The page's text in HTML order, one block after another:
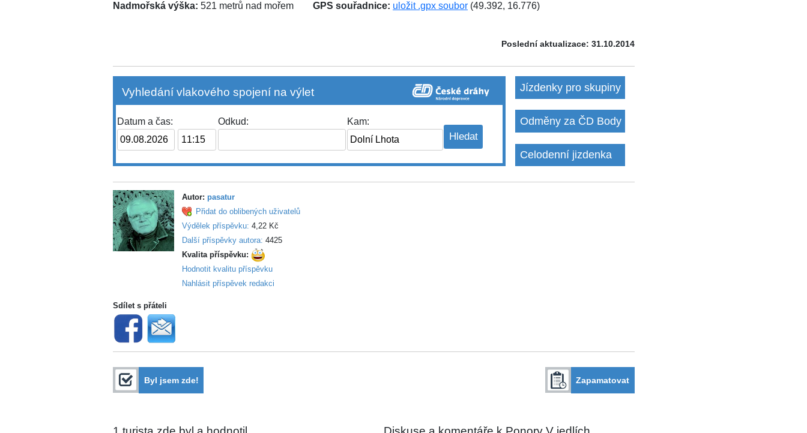
Nadmořská výška: 521 metrů nad mořem GPS souřadnice: uložit .gpx soubor (49.392, 16.776)
Poslední aktualizace: 31.10.2014
Vyhledání vlakového spojení na výlet
Datum a čas: Odkud: Kam:
Jízdenky pro skupiny
Odměny za ČD Body
Celodenní jizdenka
Autor: pasatur
Přidat do oblibených uživatelů
Výdělek příspěvku: 4,22 Kč
Další příspěvky autora: 4425
Kvalita příspěvku:
Hodnotit kvalitu příspěvku
Nahlásit příspěvek redakci
Sdílet s přáteli
Byl jsem zde! Zapamatovat